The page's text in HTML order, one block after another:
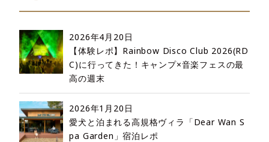
2026年4月20日
【体験レポ】Rainbow Disco Club 2026(RD
C)に行ってきた！キャンプ×音楽フェスの最
高の週末
2026年1月20日
愛犬と泊まれる高規格ヴィラ「Dear Wan S
pa Garden」宿泊レポ